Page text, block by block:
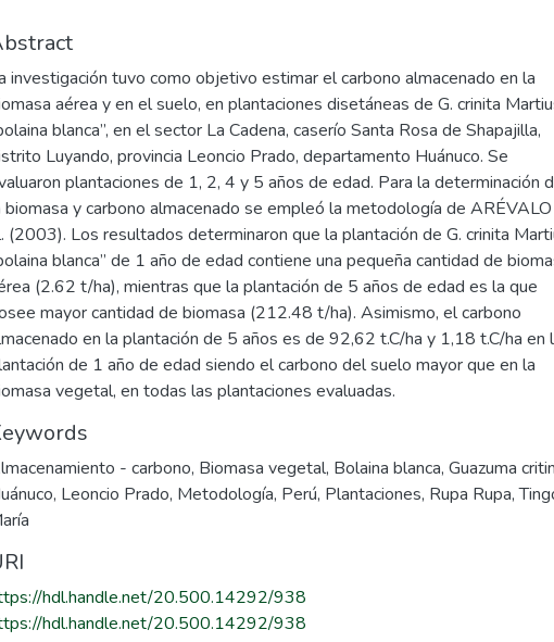
investigación tuvo como objetivo estimar el carbono almacenado en la
aérea y en el suelo, en plantaciones disetáneas de G. crinita
blanca”, en el sector La Cadena, caserío Santa Rosa de Shapajilla,
Luyando, provincia Leoncio Prado, departamento Huánuco. Se
plantaciones de 1, 2, 4 y 5 años de edad. Para la determinación
biomasa y carbono almacenado se empleó la metodología de
(2003). Los resultados determinaron que la plantación de G. crinita
blanca” de 1 año de edad contiene una pequeña cantidad de
(2.62 t/ha), mientras que la plantación de 5 años de edad es la que
mayor cantidad de biomasa (212.48 t/ha). Asimismo, el carbono
en la plantación de 5 años es de 92,62 t.C/ha y 1,18 t.C/ha en
de 1 año de edad siendo el carbono del suelo mayor que en la
vegetal, en todas las plantaciones evaluadas.
- carbono, Biomasa vegetal, Bolaina blanca, Guazuma
, Leoncio Prado, Metodología, Perú, Plantaciones, Rupa Rupa,
hdl.handle.net/20.500.14292/938
hdl.handle.net/20.500.14292/938